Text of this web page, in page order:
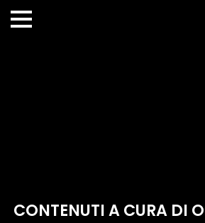
CONTENUTI A CURA DI